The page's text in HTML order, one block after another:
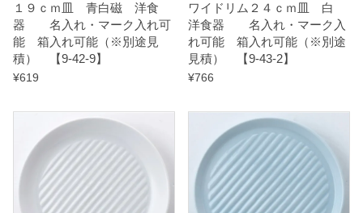
別
途
見
積
１９ｃｍ皿 青白磁 洋食
器 名入れ・マーク入れ可
能 箱入れ可能（※別途見
積） 【9-42-9】
¥619
ワイドリム２４ｃｍ皿 白
洋食器 名入れ・マーク入
れ可能 箱入れ可能（※別途
見積） 【9-43-2】
¥766